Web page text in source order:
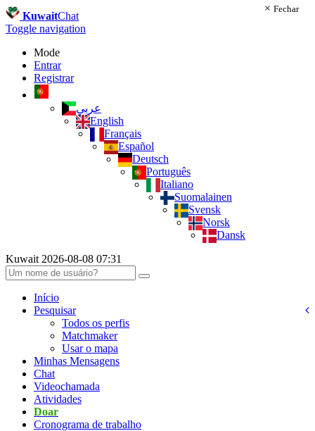
KuwaitChat
Toggle navigation
Mode
Entrar
Registrar
عربي
English
Français
Español
Deutsch
Português
Italiano
Suomalainen
Svensk
Norsk
Dansk
Kuwait 2026-08-08 07:31
Início
Pesquisar
Todos os perfis
Matchmaker
Usar o mapa
Minhas Mensagens
Chat
Videochamada
Atividades
Doar
Cronograma de trabalho
× Fechar